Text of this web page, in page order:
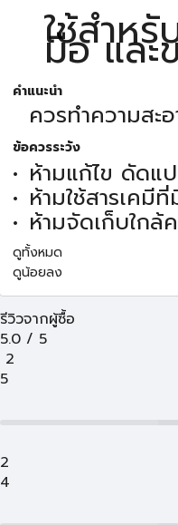
ใช้สำห
มือ และ
คำแนะนำ
ควรทำความสะ
ข้อควรระวัง
ห้ามแก้ไข ดัดแ
ห้ามใช้สารเคมี
ห้ามจัดเก็บใกล้
ดูทั้งหมด
ดูน้อยลง
รีวิวจากผู้ซื้อ
5.0 / 5
2
5
2
4